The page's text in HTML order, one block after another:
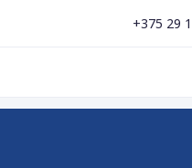
+375 29